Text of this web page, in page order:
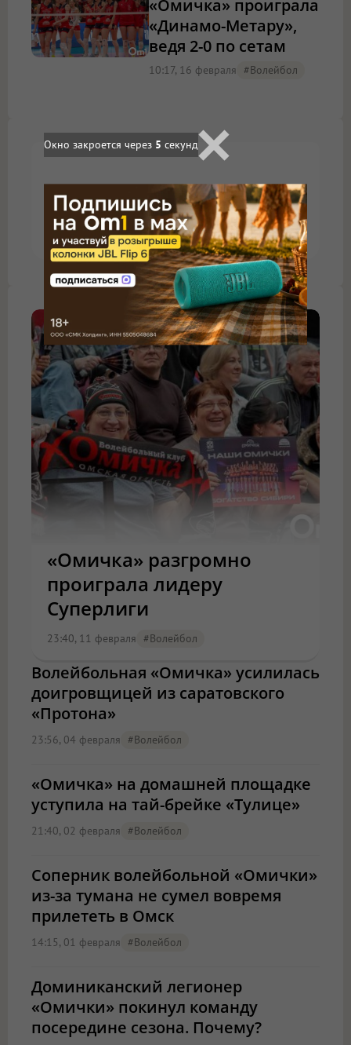
«Омичка» проиграла
«Динамо-Метару»,
ведя 2-0 по сетам
10:17, 16 февраля #волейбол
«Омичка» разгромно
проиграла лидеру
Суперлиги
23:40, 11 февраля #волейбол
Волейбольная «Омичка» усилилась
доигровщицей из саратовского
«Протона»
23:56, 04 февраля #волейбол
«Омичка» на домашней площадке
уступила на тай-брейке «Тулице»
21:40, 02 февраля #волейбол
Соперник волейбольной «Омички»
из-за тумана не сумел вовремя
прилететь в Омск
14:15, 01 февраля #волейбол
Доминиканский легионер
«Омички» покинул команду
посередине сезона. Почему?
Окно закроется через 4 секунд